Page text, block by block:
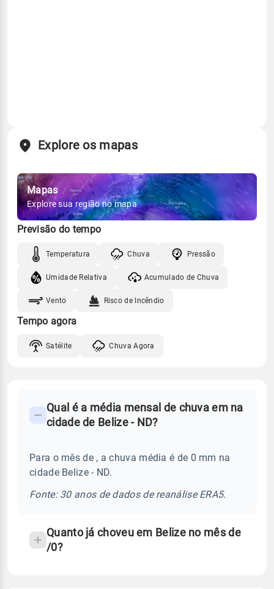
Explore os mapas
Mapas
Explore sua região no mapa
Previsão do tempo
Temperatura Chuva Pressão
Umidade Relativa Acumulado de Chuva
Vento Risco de Incêndio
Tempo agora
Satélite Chuva Agora
Perguntas
sobre
chuva
Qual é a média mensal de chuva em na
cidade de Belize - ND?
Para o mês de , a chuva média é de 0 mm na
cidade Belize - ND.
Fonte: 30 anos de dados de reanálise ERA5.
Quanto já choveu em Belize no mês de
/0?